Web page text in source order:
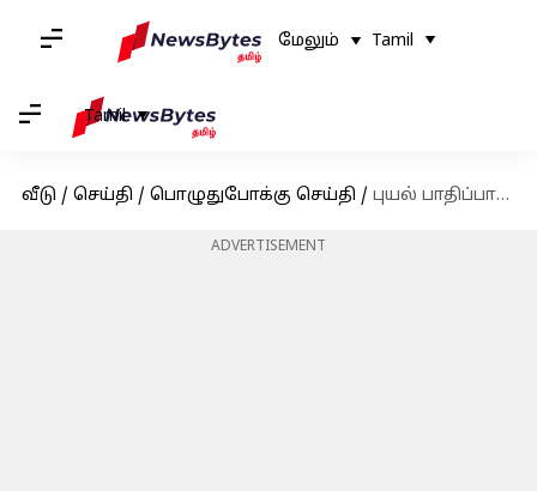
மேலும் Tamil
Tamil
வீடு / செய்தி / பொழுதுபோக்கு செய்தி / புயல் பாதிப்பால் திரைத்துறையினர் சார்பில் நடைபெற இருந்த கலைஞர் நூற்றாண்டு விழா ஒத்திவைப்பு
ADVERTISEMENT